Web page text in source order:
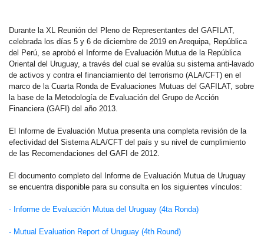
Durante la XL Reunión del Pleno de Representantes del GAFILAT,
celebrada los días 5 y 6 de diciembre de 2019 en Arequipa, República
del Perú, se aprobó el Informe de Evaluación Mutua de la República
Oriental del Uruguay, a través del cual se evalúa su sistema anti-lavado
de activos y contra el financiamiento del terrorismo (ALA/CFT) en el
marco de la Cuarta Ronda de Evaluaciones Mutuas del GAFILAT, sobre
la base de la Metodología de Evaluación del Grupo de Acción
Financiera (GAFI) del año 2013.
El Informe de Evaluación Mutua presenta una completa revisión de la
efectividad del Sistema ALA/CFT del país y su nivel de cumplimiento
de las Recomendaciones del GAFI de 2012.
El documento completo del Informe de Evaluación Mutua de Uruguay
se encuentra disponible para su consulta en los siguientes vínculos:
- Informe de Evaluación Mutua del Uruguay (4ta Ronda)
- Mutual Evaluation Report of Uruguay (4th Round)